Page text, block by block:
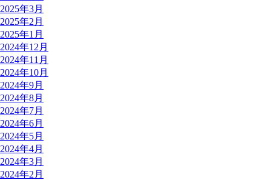
2025年3月
2025年2月
2025年1月
2024年12月
2024年11月
2024年10月
2024年9月
2024年8月
2024年7月
2024年6月
2024年5月
2024年4月
2024年3月
2024年2月